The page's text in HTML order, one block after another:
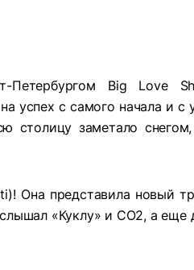
Big Love
успех с самого начала и с
столицу заметало
Она представила новый
«Куклу» и CO2, а еще